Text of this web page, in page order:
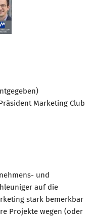
Marketing Club
und
auf die
stark bemerkbar
Projekte wegen (oder